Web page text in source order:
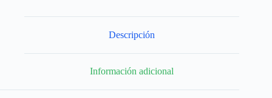
Descripción
Información adicional